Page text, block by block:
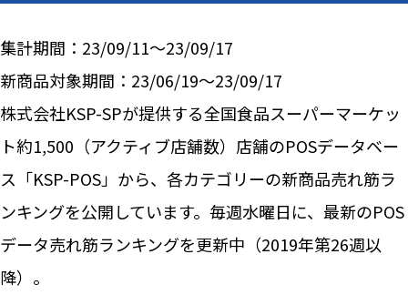
集計期間：23/09/11～23/09/17
新商品対象期間：23/06/19～23/09/17
株式会社KSP-SPが提供する全国食品スーパーマーケッ
ト約1,500（アクティブ店舗数）店舗のPOSデータベー
ス「KSP-POS」から、各カテゴリーの新商品売れ筋ラ
ンキングを公開しています。毎週水曜日に、最新のPOS
データ売れ筋ランキングを更新中（2019年第26週以
降）。